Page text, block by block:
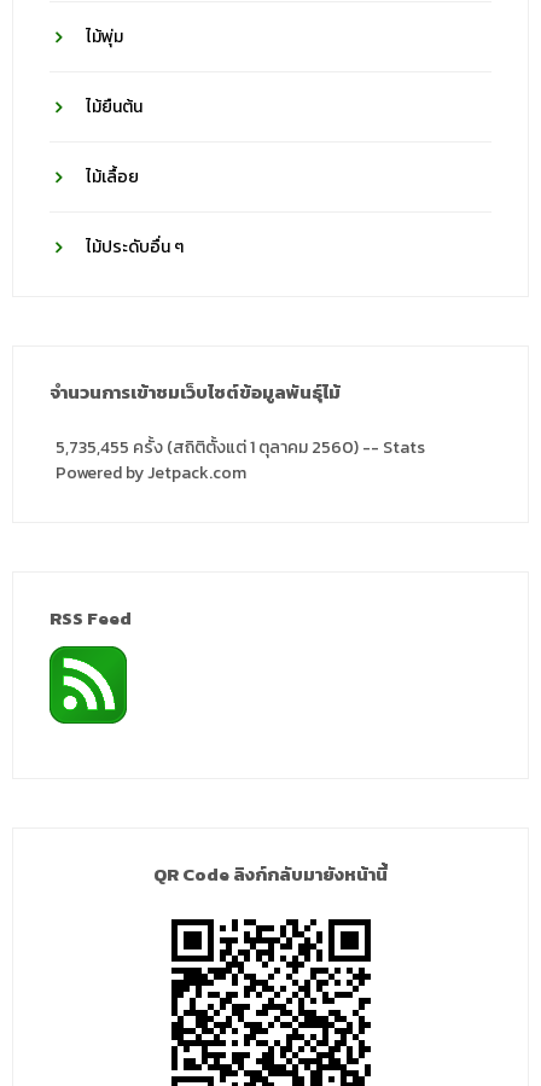
ไม้พุ่ม
ไม้ยืนต้น
ไม้เลื้อย
ไม้ประดับอื่น ๆ
จำนวนการเข้าชมเว็บไซต์ข้อมูลพันธุ์ไม้
5,735,455 ครั้ง (สถิติตั้งแต่ 1 ตุลาคม 2560) -- Stats
Powered by Jetpack.com
RSS Feed
QR Code ลิงก์กลับมายังหน้านี้